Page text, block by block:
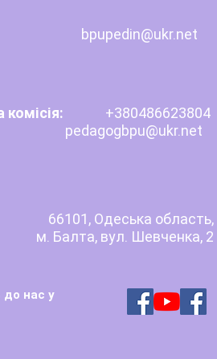
bpupedin@ukr.net
+380486623804
@ukr.net
66101, Одеська область,
м. Балта, вул. Шевченка, 2
до нас у